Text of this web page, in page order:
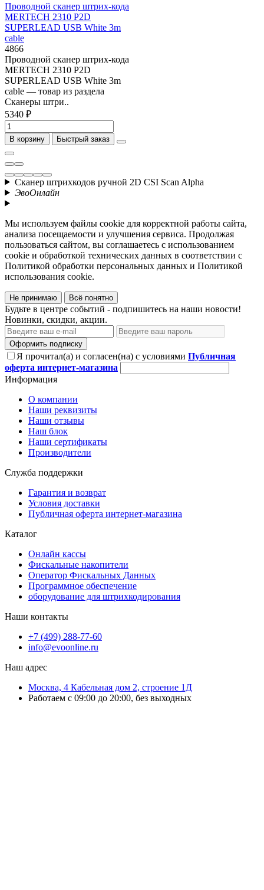
Проводной сканер штрих-кода
MERTECH 2310 P2D
SUPERLEAD USB White 3m
cable
4866
Проводной сканер штрих-кода
MERTECH 2310 P2D
SUPERLEAD USB White 3m
cable — товар из раздела
Сканеры штри..
5340 ₽
В корзину Быстрый заказ
Cканер штрихкодов ручной 2D CSI Scan Alpha
ЭвоОнлайн
Мы используем файлы cookie для корректной работы сайта,
анализа посещаемости и улучшения сервиса. Продолжая
пользоваться сайтом, вы соглашаетесь с использованием
cookie и обработкой технических данных в соответствии с
Политикой обработки персональных данных и Политикой
использования cookie.
Не принимаю Всё понятно
Будьте в центре событий - подпишитесь на наши новости!
Новинки, скидки, акции.
Оформить подписку
Я прочитал(а) и согласен(на) с условиями Публичная
оферта интернет-магазина
Информация
О компании
Наши реквизиты
Наши отзывы
Наш блок
Наши сертификаты
Производители
Служба поддержки
Гарантия и возврат
Условия доставки
Публичная оферта интернет-магазина
Каталог
Онлайн кассы
Фискальные накопители
Оператор Фискальных Данных
Программное обеспечение
оборудование для штрихкодирования
Наши контакты
+7 (499) 288-77-60
info@evoonline.ru
Наш адрес
Москва, 4 Кабельная дом 2, строение 1Д
Работаем с 09:00 до 20:00, без выходных